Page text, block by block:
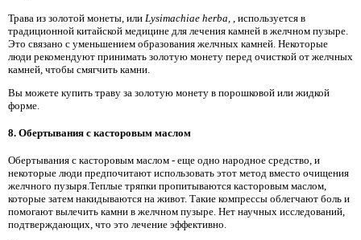
Трава из золотой монеты, или Lysimachiae herba,
, используется в
традиционной китайской медицине для лечения камней в желчном пузыре.
Это связано с уменьшением образования желчных камней. Некоторые
люди рекомендуют принимать золотую монету перед очисткой от желчных
камней, чтобы смягчить камни.
Вы можете купить траву за золотую монету в порошковой или жидкой
форме.
8. Обертывания с касторовым маслом
Обертывания с касторовым маслом - еще одно народное средство, и
некоторые люди предпочитают использовать этот метод вместо очищения
желчного пузыря.Теплые тряпки пропитываются касторовым маслом,
которые затем накидываются на живот. Такие компрессы облегчают боль и
помогают вылечить камни в желчном пузыре. Нет научных исследований,
подтверждающих, что это лечение эффективно.